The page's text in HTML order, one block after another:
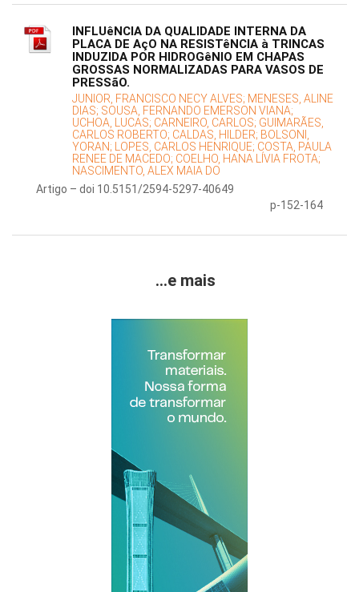
INFLUêNCIA DA QUALIDADE INTERNA DA
PLACA DE AçO NA RESISTêNCIA à TRINCAS
INDUZIDA POR HIDROGêNIO EM CHAPAS
GROSSAS NORMALIZADAS PARA VASOS DE
PRESSãO.
JUNIOR, FRANCISCO NECY ALVES; MENESES, ALINE
DIAS; SOUSA, FERNANDO EMERSON VIANA;
UCHOA, LUCAS; CARNEIRO, CARLOS; GUIMARÃES,
CARLOS ROBERTO; CALDAS, HILDER; BOLSONI,
YORAN; LOPES, CARLOS HENRIQUE; COSTA, PAULA
RENEE DE MACEDO; COELHO, HANA LÍVIA FROTA;
NASCIMENTO, ALEX MAIA DO
Artigo – doi 10.5151/2594-5297-40649
p-152-164
...e mais